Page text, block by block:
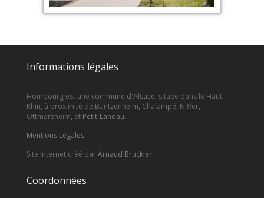
Informations légales
Hombourg est une commune d'Alsace, située dans le Haut-
Rhin, à proximité de Bantzenheim, Chalampé, Niffer,
Ottmarsheim, et Petit-Landau.
Mentions Légales
Site Internet créé parArnaud Bruckler
Coordonnées